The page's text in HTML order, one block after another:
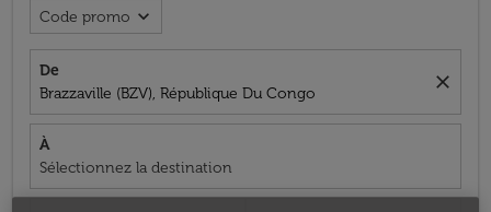
Code promo expand_more
De
Brazzaville (BZV), République Du Congo
close
À
Sélectionnez la destination